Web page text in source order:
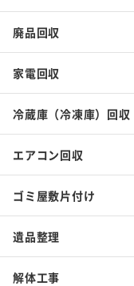
廃品回収
家電回収
冷蔵庫（冷凍庫）回収
エアコン回収
ゴミ屋敷片付け
遺品整理
解体工事